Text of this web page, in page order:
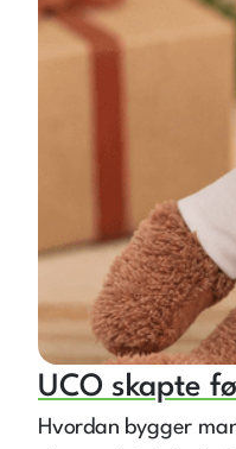
UCO skapte
Hvordan bygger